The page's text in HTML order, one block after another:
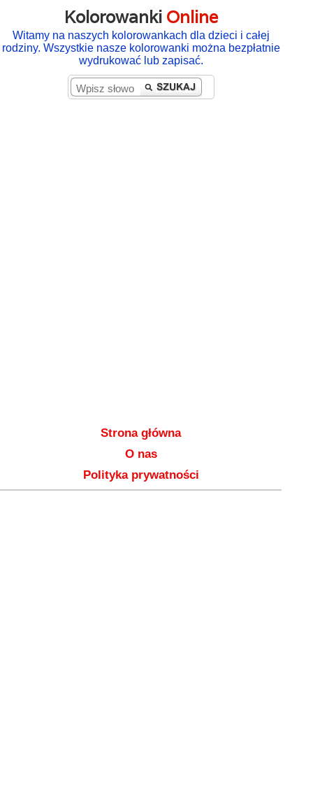
Kolorowanki Online
Witamy na naszych kolorowankach dla dzieci i całej
rodziny. Wszystkie nasze kolorowanki można bezpłatnie
wydrukować lub zapisać.
Strona główna
O nas
Polityka prywatności